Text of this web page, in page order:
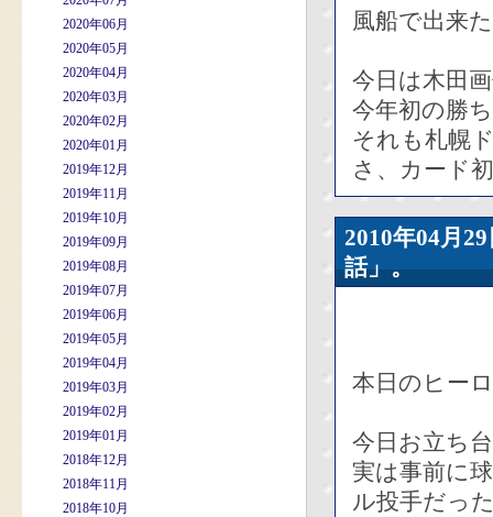
2020年06月
2020年05月
2020年04月
2020年03月
2020年02月
2020年01月
2019年12月
2019年11月
2019年10月
2019年09月
2019年08月
2019年07月
2019年06月
2019年05月
2019年04月
2019年03月
2019年02月
2019年01月
2018年12月
2018年11月
2018年10月
風船で出来
今日は木田
今年初の勝
それも札幌
さ、カード
2010年04
話」。
本日のヒー
今日お立ち
実は事前に
ル投手だっ